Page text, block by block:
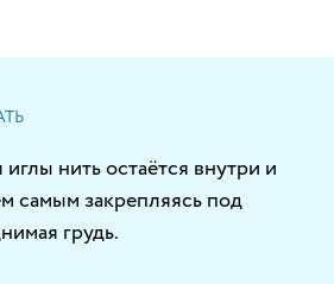
нить остаётся внутри и
самым закрепляясь под
грудь.